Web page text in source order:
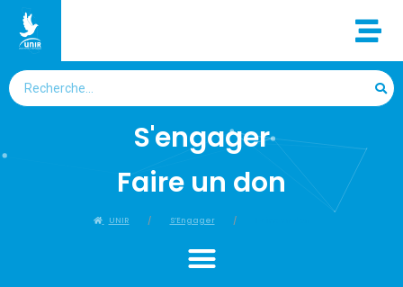
S'engager
Faire un don
UNIR S’Engager